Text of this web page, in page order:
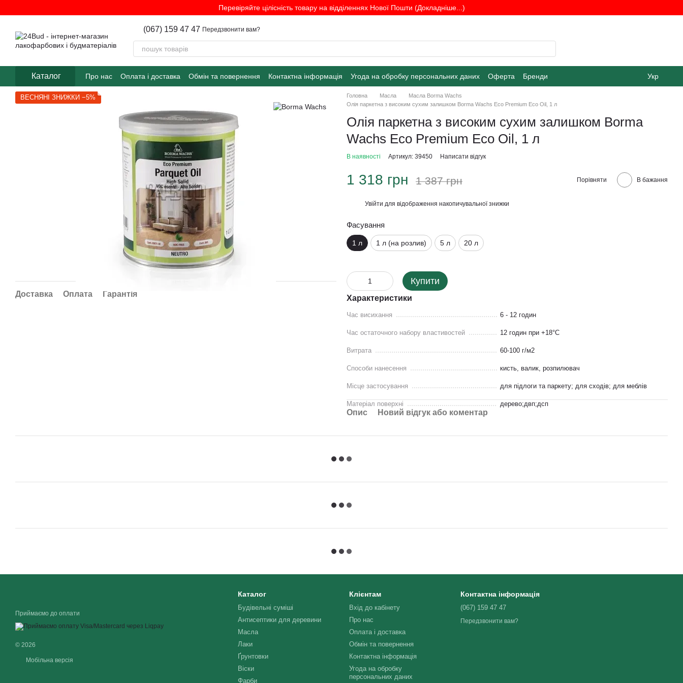
Перевіряйте цілісність товару на відділеннях Нової Пошти (Докладніше...)
(067) 159 47 47 Передзвонити вам?
Каталог Про нас Оплата і доставка Обмін та повернення Контактна інформація Угода на обробку персональних даних Оферта Бренди Укр
ВЕСНЯНІ ЗНИЖКИ −5%
Доставка Оплата Гарантія
Головна Масла
Масла Borma Wachs
Олія паркетна з високим сухим залишком Borma Wachs Eco Premium Eco Oil, 1 л
Олія паркетна з високим сухим залишком Borma
Wachs Eco Premium Eco Oil, 1 л
В наявності Артикул: 39450 Написати відгук
1 318 грн 1 387 грн Порівняти В бажання
Увійти для відображення накопичувальної знижки
Фасування
1 л 1 л (на розлив) 5 л 20 л
Купити
Характеристики
Час висихання 6 - 12 годин
Час остаточного набору властивостей 12 годин при +18°C
Витрата 60-100 г/м2
Способи нанесення кисть, валик, розпилювач
Місце застосування для підлоги та паркету; для сходів; для меблів
Матеріал поверхні дерево;двп;дсп
Опис Новий відгук або коментар
Приймаємо до оплати
© 2026
Мобільна версія
Каталог
Будівельні суміші
Антисептики для деревини
Масла
Лаки
Ґрунтовки
Віски
Фарби
Клієнтам
Вхід до кабінету
Про нас
Оплата і доставка
Обмін та повернення
Контактна інформація
Угода на обробку
персональних даних
Контактна інформація
(067) 159 47 47
Передзвонити вам?